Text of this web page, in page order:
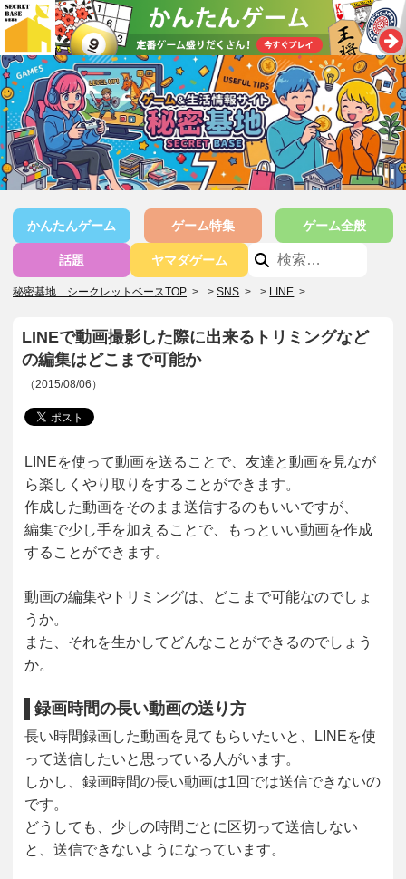
かんたんゲーム ゲーム特集 ゲーム全般
話題 ヤマダゲーム
秘密基地 シークレットベースTOP > SNS > LINE >
LINEで動画撮影した際に出来るトリミングなど
の編集はどこまで可能か
（2015/08/06）
LINEを使って動画を送ることで、友達と動画を見なが
ら楽しくやり取りをすることができます。
作成した動画をそのまま送信するのもいいですが、
編集で少し手を加えることで、もっといい動画を作成
することができます。
動画の編集やトリミングは、どこまで可能なのでしょ
うか。
また、それを生かしてどんなことができるのでしょう
か。
録画時間の長い動画の送り方
長い時間録画した動画を見てもらいたいと、LINEを使
って送信したいと思っている人がいます。
しかし、録画時間の長い動画は1回では送信できないの
です。
どうしても、少しの時間ごとに区切って送信しない
と、送信できないようになっています。